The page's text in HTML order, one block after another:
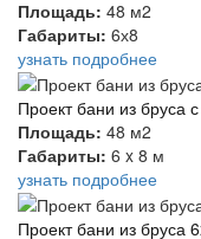
Площадь: 48 м2
Габариты: 6х8
узнать подробнее
Проект бани из бруса
Площадь: 48 м2
Габариты: 6 x 8 м
узнать подробнее
Проект бани из бруса